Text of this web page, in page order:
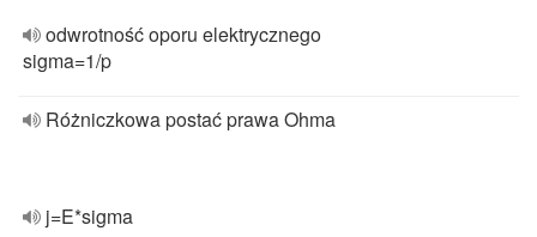
odwrotność oporu elektrycznego
sigma=1/p
Różniczkowa postać prawa Ohma
j=E*sigma